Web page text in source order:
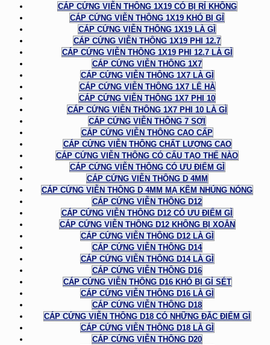
CÁP CỨNG VIỄN THÔNG 1X19 CÓ BỊ RỈ KHÔNG
CÁP CỨNG VIỄN THÔNG 1X19 KHÓ BỊ GỈ
CÁP CỨNG VIỄN THÔNG 1X19 LÀ GÌ
CÁP CỨNG VIỄN THÔNG 1X19 PHI 12.7
CÁP CỨNG VIỄN THÔNG 1X19 PHI 12.7 LÀ GÌ
CÁP CỨNG VIỄN THÔNG 1X7
CÁP CỨNG VIỄN THÔNG 1X7 LÀ GÌ
CÁP CỨNG VIỄN THÔNG 1X7 LÊ HÀ
CÁP CỨNG VIỄN THÔNG 1X7 PHI 10
CÁP CỨNG VIỄN THÔNG 1X7 PHI 10 LÀ GÌ
CÁP CỨNG VIỄN THÔNG 7 SỢI
CÁP CỨNG VIỄN THÔNG CAO CẤP
CÁP CỨNG VIỄN THÔNG CHẤT LƯỢNG CAO
CÁP CỨNG VIỄN THÔNG CÓ CẤU TẠO THẾ NÀO
CÁP CỨNG VIỄN THÔNG CÓ ƯU ĐIỂM GÌ
CÁP CỨNG VIỄN THÔNG D 4MM
CÁP CỨNG VIỄN THÔNG D 4MM MẠ KẼM NHÚNG NÓNG
CÁP CỨNG VIỄN THÔNG D12
CÁP CỨNG VIỄN THÔNG D12 CÓ ƯU ĐIỂM GÌ
CÁP CỨNG VIỄN THÔNG D12 KHÔNG BỊ XOẮN
CÁP CỨNG VIỄN THÔNG D12 LÀ GÌ
CÁP CỨNG VIỄN THÔNG D14
CÁP CỨNG VIỄN THÔNG D14 LÀ GÌ
CÁP CỨNG VIỄN THÔNG D16
CÁP CỨNG VIỄN THÔNG D16 KHÓ BỊ GỈ SÉT
CÁP CỨNG VIỄN THÔNG D16 LÀ GÌ
CÁP CỨNG VIỄN THÔNG D18
CÁP CỨNG VIỄN THÔNG D18 CÓ NHỮNG ĐẶC ĐIỂM GÌ
CÁP CỨNG VIỄN THÔNG D18 LÀ GÌ
CÁP CỨNG VIỄN THÔNG D20